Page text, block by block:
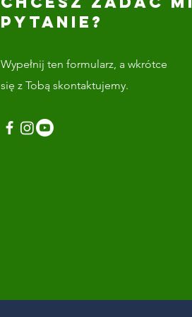
PYTANIE?
Wypełnij ten formularz, a wkrótce
się z Tobą skontaktujemy.